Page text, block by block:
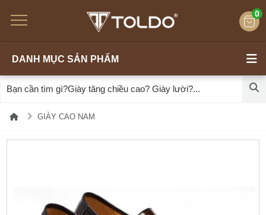
0
DANH MỤC SẢN PHẨM
GIÀY CAO NAM